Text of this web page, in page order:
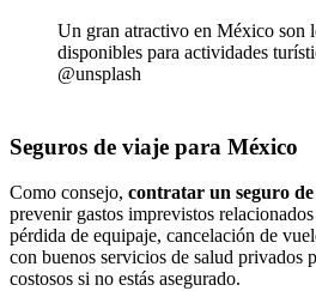
Un gran atractivo en México son
disponibles para actividades
@unsplash
Seguros de viaje para México
Como consejo, contratar un seguro
prevenir gastos imprevistos
pérdida de equipaje, cancelación de
con buenos servicios de salud privados
costosos si no estás asegurado.